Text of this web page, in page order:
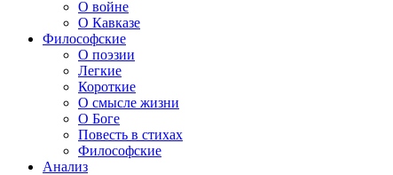
О войне
О Кавказе
Философские
О поэзии
Легкие
Короткие
О смысле жизни
О Боге
Повесть в стихах
Философские
Анализ